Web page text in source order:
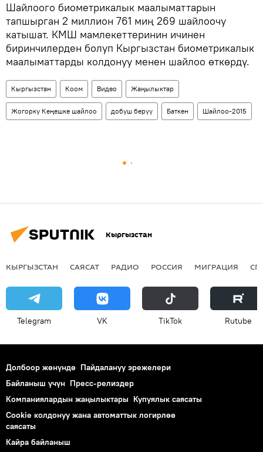
Шайлоого биометрикалык маалыматтарын
тапшырган 2 миллион 761 миң 269 шайлоочу
катышат. КМШ мамлекеттеринин ичинен
биринчилерден болуп Кыргызстан биометрикалык
маалыматтарды колдонуу менен шайлоо өткөрдү.
Кыргызстан Коом Видео Жаңылыктар
Жогорку Кеңешке шайлоо добуш берүү Баткен Шайлоо-2015
Кыргызстан
КЫРГЫЗСТАН САЯСАТ РАДИО РОССИЯ МИГРАЦИЯ
Telegram VK ТikТоk Rutube
Долбоор жөнүндө Пайдалануу эрежелери
Байланыш үчүн Пресс-релиздер
Компаниялардын жаңылыктары Купуялык саясаты
Cookie колдонуу жана автоматтык логирлөө
саясаты
Кайра байланыш